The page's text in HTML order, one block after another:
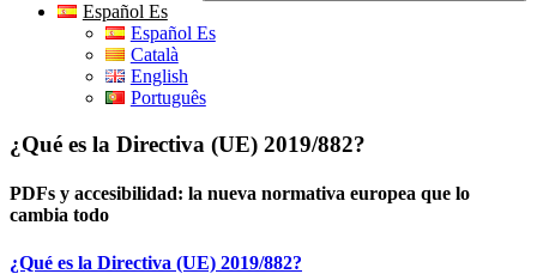
Español Es
Español Es
Català
English
Português
¿Qué es la Directiva (UE) 2019/882?
PDFs y accesibilidad: la nueva normativa europea que lo
cambia todo
¿Qué es la Directiva (UE) 2019/882?